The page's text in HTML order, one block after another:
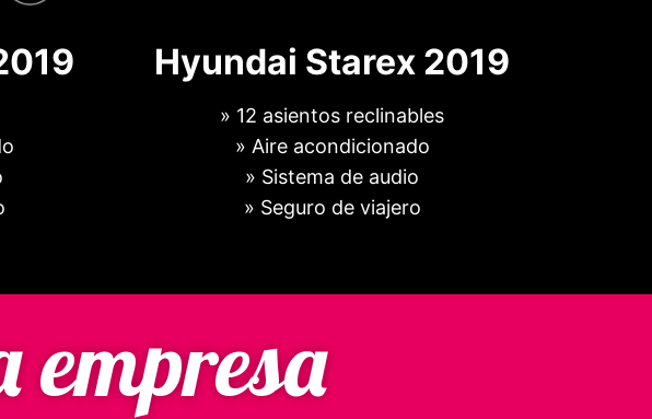
Hyundai Starex 2019
» 12 asientos reclinables
» Aire acondicionado
» Sistema de audio
» Seguro de viajero
empresa